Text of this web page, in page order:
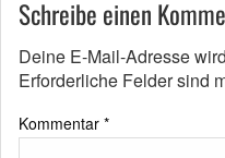
Schreibe einen
Deine E-Mail-Adresse
Erforderliche Felder sind
Kommentar *